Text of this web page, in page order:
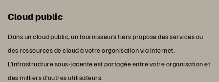
Cloud public
Dans un cloud public, un fournisseurs tiers propose des services ou
des ressources de cloud à votre organisation via Internet.
L’infrastructure sous-jacente est partagée entre votre organisation et
des milliers d’autres utilisateurs.